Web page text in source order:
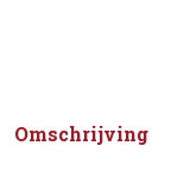
Omschrijving